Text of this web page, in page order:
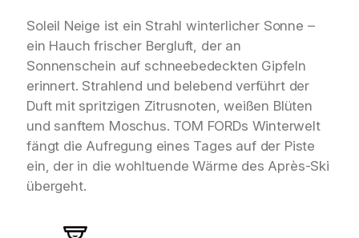
Soleil Neige ist ein Strahl winterlicher Sonne –
ein Hauch frischer Bergluft, der an
Sonnenschein auf schneebedeckten Gipfeln
erinnert. Strahlend und belebend verführt der
Duft mit spritzigen Zitrusnoten, weißen Blüten
und sanftem Moschus. TOM FORDs Winterwelt
fängt die Aufregung eines Tages auf der Piste
ein, der in die wohltuende Wärme des Après-Ski
übergeht.